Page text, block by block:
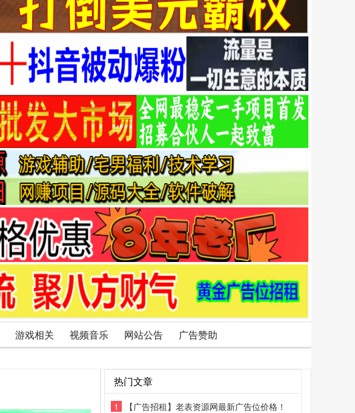
游戏相关 视频音乐 网站公告 广告赞助
热门文章
1
【广告招租】老表资源网最新广告位价格！